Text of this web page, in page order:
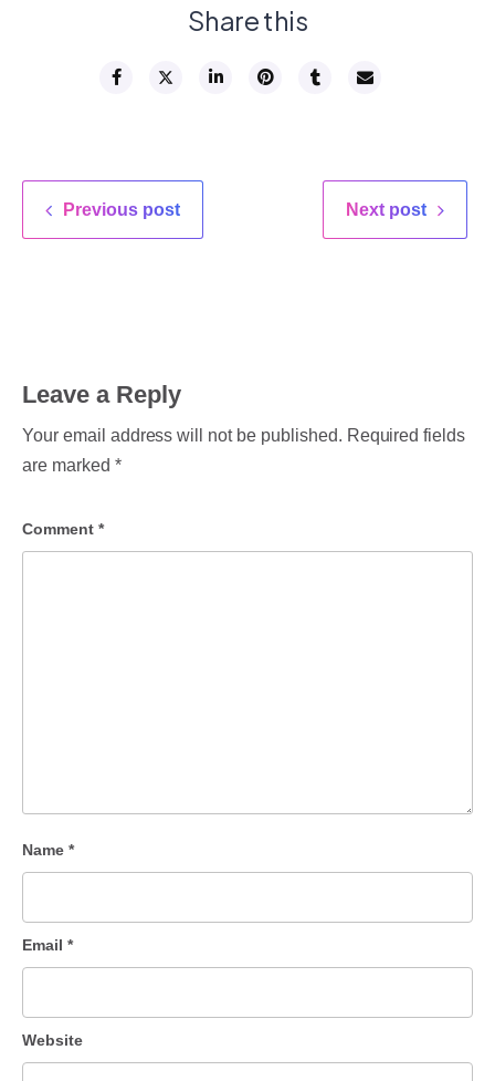
Share this
Previous post Next post
Leave a Reply
Your email address will not be published. Required fields
are marked *
Comment *
Name *
Email *
Website